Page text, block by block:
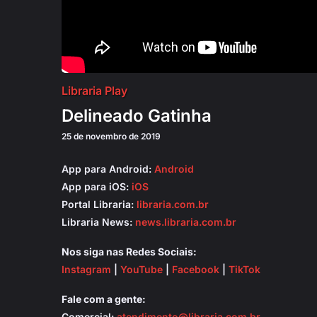
Libraria Play
Delineado Gatinha
25 de novembro de 2019
App para Android: Android
App para iOS: iOS
Portal Libraria: libraria.com.br
Libraria News: news.libraria.com.br
Nos siga nas Redes Sociais:
Instagram
YouTube Facebook TikTok
Fale com a gente: